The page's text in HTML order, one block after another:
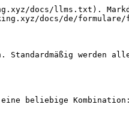
docs/llms.txt).
docs/de/
werden
beliebige Kombination: